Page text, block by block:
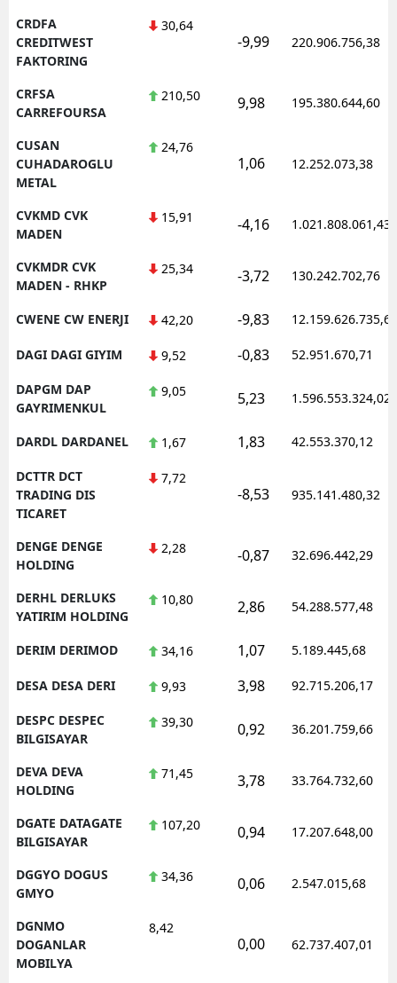
CRDFA
CREDITWEST
FAKTORING
30,64
-9,99 220.906.756,38
CRFSA
CARREFOURSA
210,50 9,98 195.380.644,60
CUSAN
CUHADAROGLU
METAL
24,76
1,06 12.252.073,38
CVKMD CVK
MADEN
15,91 -4,16 1.021.808.061,43
CVKMDR CVK
MADEN - RHKP
25,34 -3,72 130.242.702,76
CWENE CW ENERJI 42,20 -9,83 12.159.626.735,62
DAGI DAGI GIYIM 9,52 -0,83 52.951.670,71
DAPGM DAP
GAYRIMENKUL
9,05 5,23 1.596.553.324,02
DARDL DARDANEL 1,67 1,83 42.553.370,12
DCTTR DCT
TRADING DIS
TICARET
7,72
-8,53 935.141.480,32
DENGE DENGE
HOLDING
2,28 -0,87 32.696.442,29
DERHL DERLUKS
YATIRIM HOLDING
10,80 2,86 54.288.577,48
DERIM DERIMOD 34,16 1,07 5.189.445,68
DESA DESA DERI 9,93 3,98 92.715.206,17
DESPC DESPEC
BILGISAYAR
39,30 0,92 36.201.759,66
DEVA DEVA
HOLDING
71,45 3,78 33.764.732,60
DGATE DATAGATE
BILGISAYAR
107,20 0,94 17.207.648,00
DGGYO DOGUS
GMYO
34,36 0,06 2.547.015,68
DGNMO
DOGANLAR
MOBILYA
8,42
0,00 62.737.407,01